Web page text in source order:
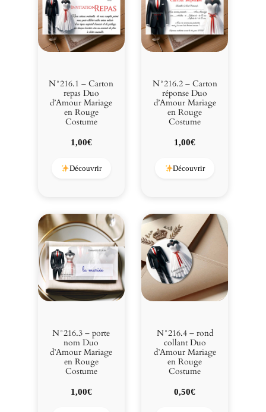
N°216.1 – Carton
repas Duo
d’Amour Mariage
en Rouge
Costume
1,00€
Découvrir
N°216.2 – Carton
réponse Duo
d’Amour Mariage
en Rouge
Costume
1,00€
Découvrir
N°216.3 – porte
nom Duo
d’Amour Mariage
en Rouge
Costume
1,00€
N°216.4 – rond
collant Duo
d’Amour Mariage
en Rouge
Costume
0,50€